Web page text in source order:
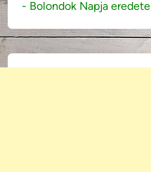
- Bolondok Napja eredete